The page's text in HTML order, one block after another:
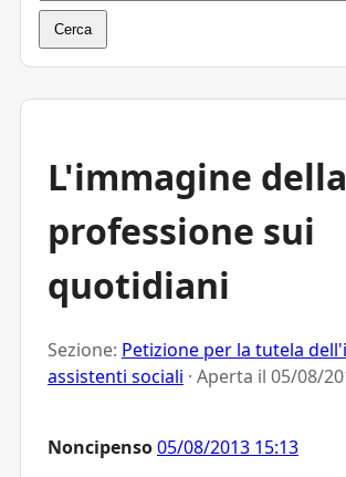
L'immagine della
professione sui
quotidiani
Sezione: Petizione per la tutela
assistenti sociali · Aperta il 05/08/
Noncipenso05/08/2013 15:13
Cerca